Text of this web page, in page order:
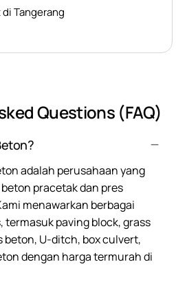
Tangerang
Questions (FAQ)
adalah perusahaan yang
pracetak dan pres
menawarkan berbagai
termasuk paving block, grass
beton, U-ditch, box culvert,
dengan harga termurah di